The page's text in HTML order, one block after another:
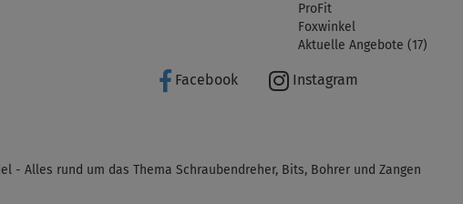
ProFit
Foxwinkel
Aktuelle Angebote (17)
Facebook Instagram
- Alles rund um das Thema Schraubendreher, Bits, Bohrer und Zangen